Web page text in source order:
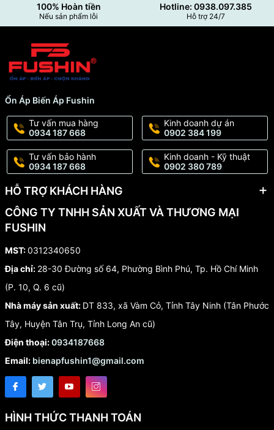
100% Hoàn tiền
Nếu sản phẩm lỗi
Hotline: 0938.097.385
Hỗ trợ 24/7
Ổn Áp Biến Áp Fushin
Tư vấn mua hàng
0934 187 668
Kinh doanh dự án
0902 384 199
Tư vấn bảo hành
0934 187 668
Kinh doanh - Kỹ thuật
0902 380 789
HỖ TRỢ KHÁCH HÀNG
CÔNG TY TNHH SẢN XUẤT VÀ THƯƠNG MẠI
FUSHIN
MST:0312340650
Địa chỉ: 28-30 Đường số 64, Phường Bình Phú, Tp. Hồ Chí Minh
(P. 10, Q. 6 cũ)
Nhà máy sản xuất: DT 833, xã Vàm Cỏ, Tỉnh Tây Ninh (Tân Phước
Tây, Huyện Tân Trụ, Tỉnh Long An cũ)
Điện thoại:0934187668
Email: bienapfushin1@gmail.com
HÌNH THỨC THANH TOÁN